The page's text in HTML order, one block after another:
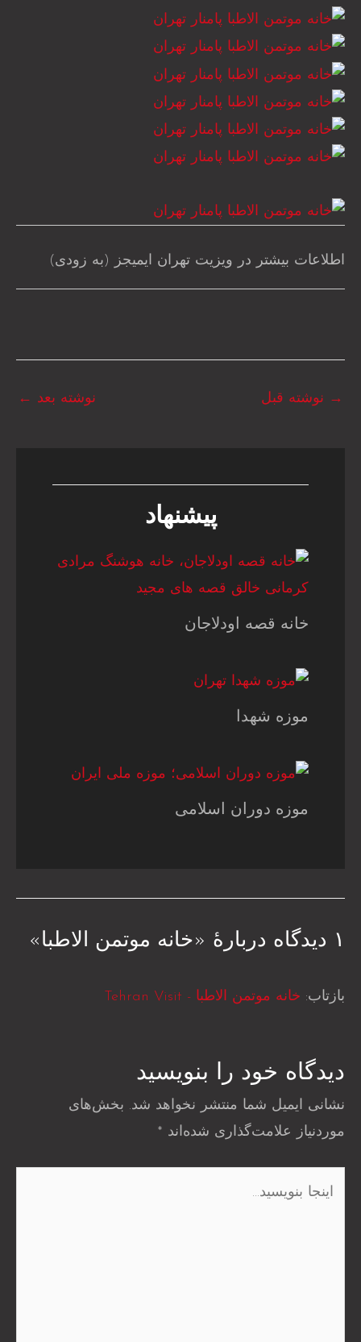
اطلاعات بیشتر در ویزیت تهران ایمیجز (به زودی)
→ نوشته قبل نوشته بعد ←
پیشنهاد
خانه قصه اودلاجان
موزه شهدا
موزه دوران اسلامی
۱ دیدگاه دربارهٔ «خانه موتمن الاطبا»
بازتاب: خانه موتمن الاطبا - Tehran Visit
دیدگاه‌ خود را بنویسید
نشانی ایمیل شما منتشر نخواهد شد. بخش‌های
موردنیاز علامت‌گذاری شده‌اند *